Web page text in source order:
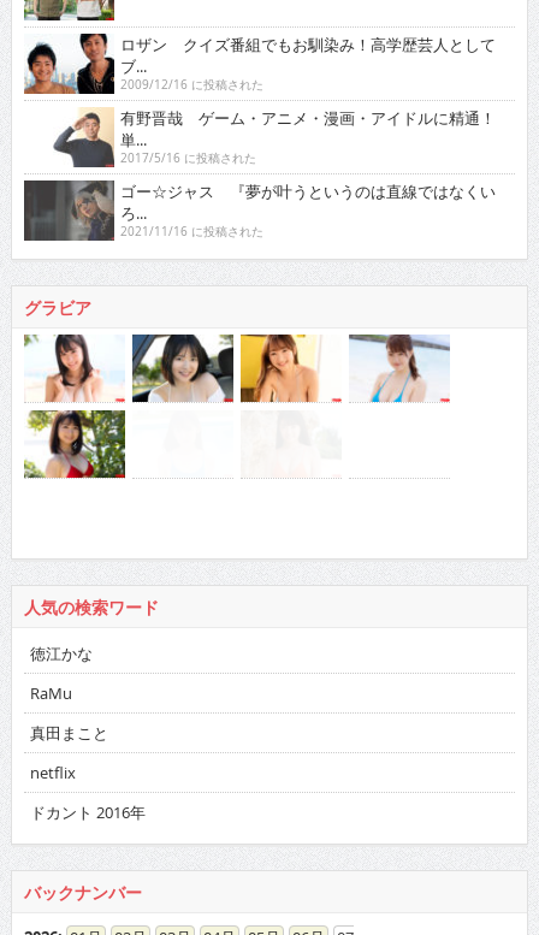
ロザン クイズ番組でもお馴染み！高学歴芸人として
ブ...
2009/12/16 に投稿された
有野晋哉 ゲーム・アニメ・漫画・アイドルに精通！
単...
2017/5/16 に投稿された
ゴー☆ジャス 『夢が叶うというのは直線ではなくい
ろ...
2021/11/16 に投稿された
グラビア
人気の検索ワード
徳江かな
RaMu
真田まこと
netflix
ドカント 2016年
バックナンバー